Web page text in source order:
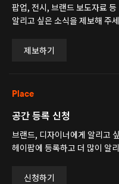
팝업, 전시, 브랜드 보도자료 등
알리고 싶은 소식을 제보해 주
제보하기
Place
공간 등록 신청
브랜드, 디자이너에게 알리고
헤이팝에 등록하고 더 많이 알
신청하기